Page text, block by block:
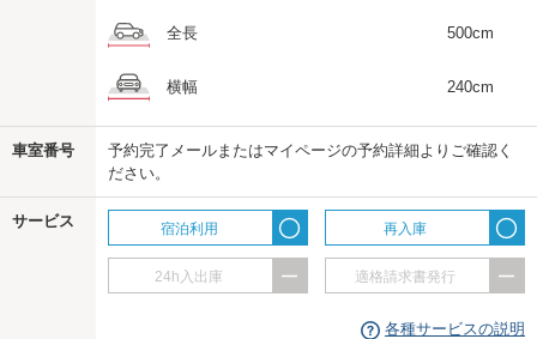
全長 500cm
横幅 240cm
車室番号
予約完了メールまたはマイページの予約詳細よりご確認く
ださい。
サービス 宿泊利用 再入庫
24h入出庫 適格請求書発行
各種サービスの説明